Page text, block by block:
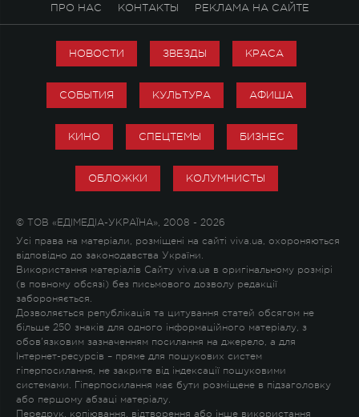
ПРО НАС КОНТАКТЫ РЕКЛАМА НА САЙТЕ
НОВОСТИ ЗВЕЗДЫ КРАСА
СОБЫТИЯ КУЛЬТУРА АФИША
КИНО СПЕЦТЕМЫ БИЗНЕС
ОБЛОЖКИ КОЛУМНИСТЫ
© ТОВ «ЕДІМЕДІА-УКРАЇНА», 2008 - 2026
Усі права на матеріали, розміщені на сайті viva.ua, охороняються
відповідно до законодавства України.
Використання матеріалів Сайту viva.ua в оригінальному розмірі
(в повному обсязі) без письмового дозволу редакції
забороняється.
Дозволяється републікація та цитування статей обсягом не
більше 250 знаків для одного інформаційного матеріалу, з
обов'язковим зазначенням посилання на джерело, а для
Інтернет-ресурсів – пряме для пошукових систем
гіперпосилання, не закрите від індексації пошуковими
системами. Гіперпосилання має бути розміщене в підзаголовку
або першому абзаці матеріалу.
Передрук, копіювання, відтворення або інше використання